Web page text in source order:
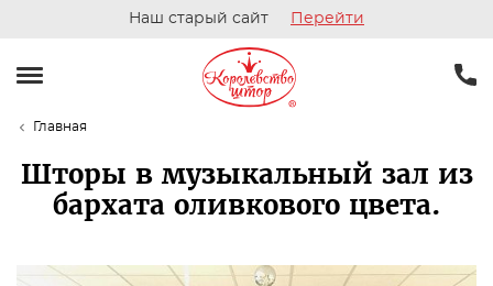
Наш старый сайт Перейти
Главная
Шторы в музыкальный зал из
бархата оливкового цвета.